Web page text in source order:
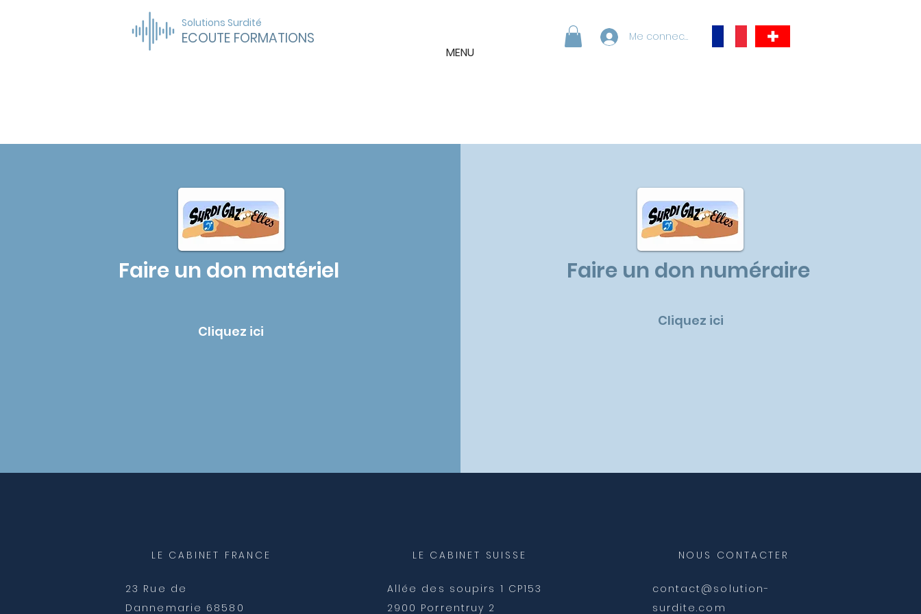
ECOUTE FORMATIONS
Solutions Surdité
MENU
Me connecter
Faire un don matériel
Cliquez ici
Faire un don numéraire
Cliquez ici
LE CABINET FRANCE
23 Rue de
Dannemarie 68580
LE CABINET SUISSE
Allée des soupirs 1 CP153
2900 Porrentruy 2
NOUS CONTACTER
contact@solution-
surdite.com